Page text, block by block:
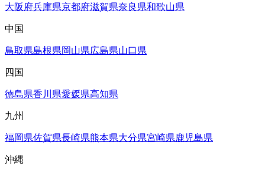
大阪府兵庫県京都府滋賀県奈良県和歌山県
中国
鳥取県島根県岡山県広島県山口県
四国
徳島県香川県愛媛県高知県
九州
福岡県佐賀県長崎県熊本県大分県宮崎県鹿児島県
沖縄